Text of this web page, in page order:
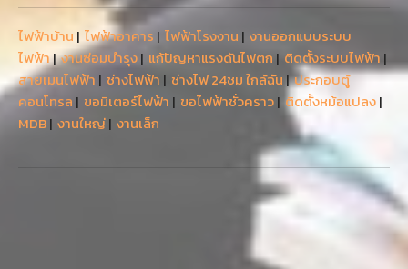
ไฟฟ้าบ้าน | ไฟฟ้าอาคาร | ไฟฟ้าโรงงาน | งานออกแบบระบบ
ไฟฟ้า|งานซ่อมบำรุง| แก้ปัญหาแรงดันไฟตก | ติดตั้งระบบไฟฟ้า |
สายเมนไฟฟ้า | ช่างไฟฟ้า | ช่างไฟ 24ชม ใกล้ฉัน |ประกอบตู้
คอนโทรล | ขอมิเตอร์ไฟฟ้า | ขอไฟฟ้าชั่วคราว| ติดตั้งหม้อแปลง|
MDB| งานใหญ่| งานเล็ก